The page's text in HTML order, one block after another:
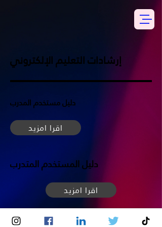
إرشادات التعليم الإلكتروني
دليل مستخدم المدرب
اقرا امزيد
دليل المستخدم المتدرب
اقرا امزيد
©2019 - 2022by SAUDI ENTERTAINMENT ACADEMY